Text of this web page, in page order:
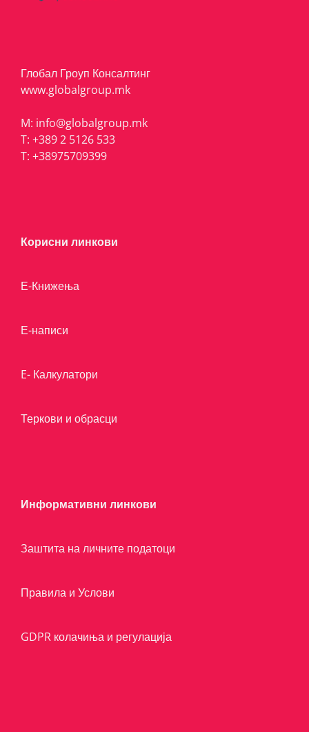
Глобал Гроуп Консалтинг
www.globalgroup.mk
M: info@globalgroup.mk
T: +389 2 5126 533
T: +38975709399
Корисни линкови
Е-Книжења
Е-написи
E- Калкулатори
Теркови и обрасци
Информативни линкови
Заштита на личните податоци
Правила и Услови
GDPR колачиња и регулација